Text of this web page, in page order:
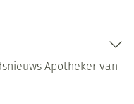
Apotheker van